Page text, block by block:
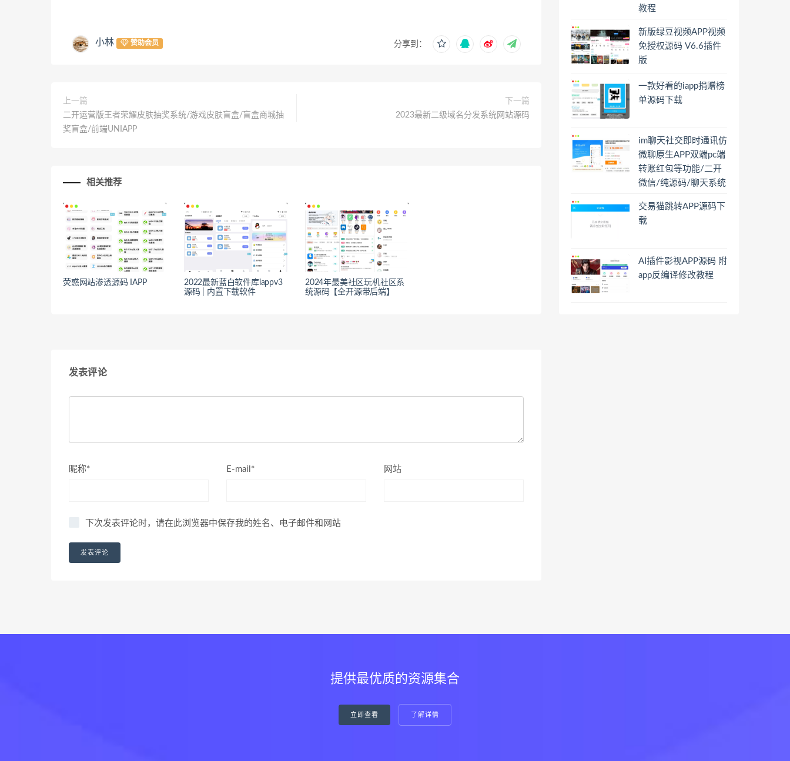
小林 赞助会员 分享到：
上一篇
二开运营版王者荣耀皮肤抽奖系统/游戏皮肤盲盒/盲盒商城抽
奖盲盒/前端UNIAPP
下一篇
2023最新二级域名分发系统网站源码
相关推荐
荧惑网站渗透源码 IAPP
2022最新蓝白软件库iappv3
源码 | 内置下载软件
2024年最美社区玩机社区系
统源码【全开源带后端】
发表评论
昵称* E-mail* 网站
下次发表评论时，请在此浏览器中保存我的姓名、电子邮件和网站
教程
新版绿豆视频APP视频
免授权源码 V6.6插件
版
一款好看的iapp捐赠榜
单源码下载
im聊天社交即时通讯仿
微聊原生APP双端pc端
转账红包等功能/二开
微信/纯源码/聊天系统
交易猫跳转APP源码下
载
AI插件影视APP源码 附
app反编译修改教程
提供最优质的资源集合
立即查看 了解详情